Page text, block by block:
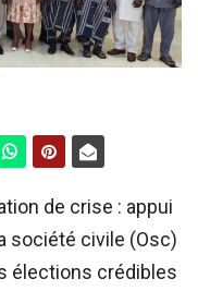
de crise : appui
société civile (Osc)
élections crédibles